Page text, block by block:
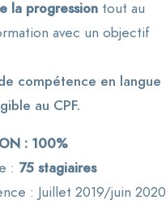
la progression tout au
avec un objectif
compétence en langue
au CPF.
: 100%
: 75 stagiaires
: Juillet 2019/juin 2020